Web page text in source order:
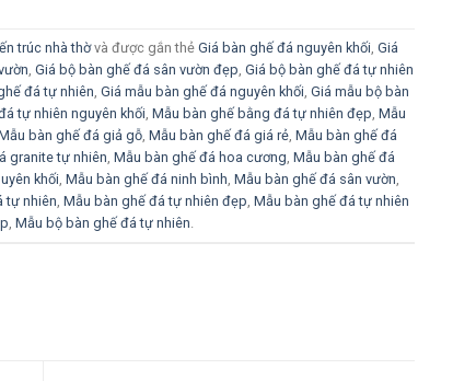
trúc nhà thờvà được gắn thẻ Giá bàn ghế đá nguyên khối Giá
Giá bộ bàn ghế đá sân vườn đẹp Giá bộ bàn ghế đá tự nhiên
đá tự nhiên Giá mẫu bàn ghế đá nguyên khối Giá mẫu bộ bàn
tự nhiên nguyên khối Mẫu bàn ghế bằng đá tự nhiên đẹp Mẫu
bàn ghế đá giả gỗ Mẫu bàn ghế đá giá rẻ Mẫu bàn ghế đá
granite tự nhiên Mẫu bàn ghế đá hoa cương Mẫu bàn ghế đá
khối Mẫu bàn ghế đá ninh bình Mẫu bàn ghế đá sân vườn
tự nhiên Mẫu bàn ghế đá tự nhiên đẹp Mẫu bàn ghế đá tự nhiên
Mẫu bộ bàn ghế đá tự nhiên